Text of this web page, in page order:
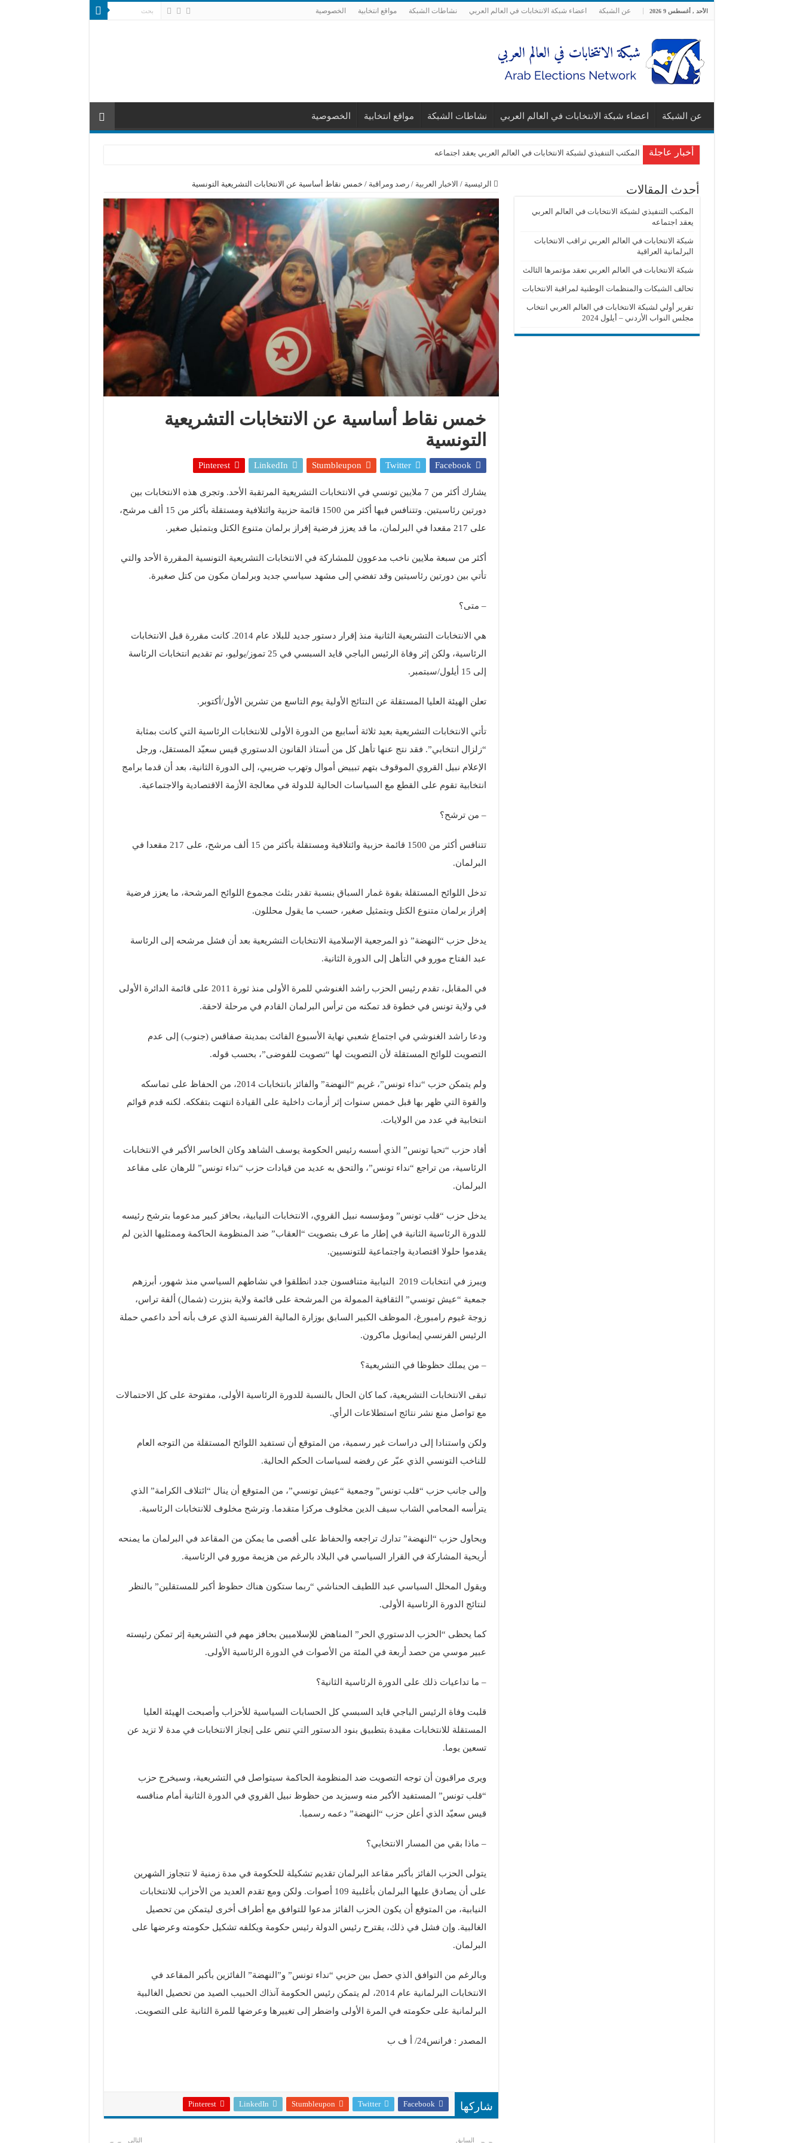
الأحد , أغسطس 9 2026 عن الشبكة اعضاء شبكة الانتخابات في العالم العربي نشاطات الشبكة مواقع انتخابية الخصوصية
عن الشبكة اعضاء شبكة الانتخابات في العالم العربي نشاطات الشبكة مواقع انتخابية الخصوصية
أخبار عاجلة المكتب التنفيذي لشبكة الانتخابات في العالم العربي يعقد اجتماعه
الرئيسية / الاخبار العربية / رصد ومراقبة / خمس نقاط أساسية عن الانتخابات التشريعية التونسية
خمس نقاط أساسية عن الانتخابات التشريعية
التونسية
Facebook
Twitter
Stumbleupon
LinkedIn
Pinterest
يشارك أكثر من 7 ملايين تونسي في الانتخابات التشريعية المرتقبة الأحد. وتجرى هذه الانتخابات بين
دورتين رئاسيتين. وتتنافس فيها أكثر من 1500 قائمة حزبية وائتلافية ومستقلة بأكثر من 15 ألف مرشح،
على 217 مقعدا في البرلمان، ما قد يعزز فرضية إفراز برلمان متنوع الكتل وبتمثيل صغير.
أكثر من سبعة ملايين ناخب مدعوون للمشاركة في الانتخابات التشريعية التونسية المقررة الأحد والتي
تأتي بين دورتين رئاسيتين وقد تفضي إلى مشهد سياسي جديد وبرلمان مكون من كتل صغيرة.
– متى؟
هي الانتخابات التشريعية الثانية منذ إقرار دستور جديد للبلاد عام 2014. كانت مقررة قبل الانتخابات
الرئاسية، ولكن إثر وفاة الرئيس الباجي قايد السبسي في 25 تموز/يوليو، تم تقديم انتخابات الرئاسة
إلى 15 أيلول/سبتمبر.
تعلن الهيئة العليا المستقلة عن النتائج الأولية يوم التاسع من تشرين الأول/أكتوبر.
تأتي الانتخابات التشريعية بعيد ثلاثة أسابيع من الدورة الأولى للانتخابات الرئاسية التي كانت بمثابة
“زلزال انتخابي”. فقد نتج عنها تأهل كل من أستاذ القانون الدستوري قيس سعيّد المستقل، ورجل
الإعلام نبيل القروي الموقوف بتهم تبييض أموال وتهرب ضريبي، إلى الدورة الثانية، بعد أن قدما برامج
انتخابية تقوم على القطع مع السياسات الحالية للدولة في معالجة الأزمة الاقتصادية والاجتماعية.
– من ترشح؟
تتنافس أكثر من 1500 قائمة حزبية وائتلافية ومستقلة بأكثر من 15 ألف مرشح، على 217 مقعدا في
البرلمان.
تدخل اللوائح المستقلة بقوة غمار السباق بنسبة تقدر بثلث مجموع اللوائح المرشحة، ما يعزز فرضية
إفراز برلمان متنوع الكتل وبتمثيل صغير، حسب ما يقول محللون.
يدخل حزب “النهضة” ذو المرجعية الإسلامية الانتخابات التشريعية بعد أن فشل مرشحه إلى الرئاسة
عبد الفتاح مورو في التأهل إلى الدورة الثانية.
في المقابل، تقدم رئيس الحزب راشد الغنوشي للمرة الأولى منذ ثورة 2011 على قائمة الدائرة الأولى
في ولاية تونس في خطوة قد تمكنه من ترأس البرلمان القادم في مرحلة لاحقة.
ودعا راشد الغنوشي في اجتماع شعبي نهاية الأسبوع الفائت بمدينة صفاقس (جنوب) إلى عدم
التصويت للوائح المستقلة لأن التصويت لها “تصويت للفوضى”، بحسب قوله.
ولم يتمكن حزب “نداء تونس”، غريم “النهضة” والفائز بانتخابات 2014، من الحفاظ على تماسكه
والقوة التي ظهر بها قبل خمس سنوات إثر أزمات داخلية على القيادة انتهت بتفككه. لكنه قدم قوائم
انتخابية في عدد من الولايات.
أفاد حزب “تحيا تونس” الذي أسسه رئيس الحكومة يوسف الشاهد وكان الخاسر الأكبر في الانتخابات
الرئاسية، من تراجع “نداء تونس”، والتحق به عديد من قيادات حزب “نداء تونس” للرهان على مقاعد
البرلمان.
يدخل حزب “قلب تونس” ومؤسسه نبيل القروي، الانتخابات النيابية، بحافز كبير مدعوما بترشح رئيسه
للدورة الرئاسية الثانية في إطار ما عرف بتصويت “العقاب” ضد المنظومة الحاكمة وممثليها الذين لم
يقدموا حلولا اقتصادية واجتماعية للتونسيين.
ويبرز في انتخابات 2019 النيابية متنافسون جدد انطلقوا في نشاطهم السياسي منذ شهور، أبرزهم
جمعية “عيش تونسي” الثقافية الممولة من المرشحة على قائمة ولاية بنزرت (شمال) ألفة تراس،
زوجة غيوم رامبورغ، الموظف الكبير السابق بوزارة المالية الفرنسية الذي عرف بأنه أحد داعمي حملة
الرئيس الفرنسي إيمانويل ماكرون.
– من يملك حظوظا في التشريعية؟
تبقى الانتخابات التشريعية، كما كان الحال بالنسبة للدورة الرئاسية الأولى، مفتوحة على كل الاحتمالات
مع تواصل منع نشر نتائج استطلاعات الرأي.
ولكن واستنادا إلى دراسات غير رسمية، من المتوقع أن تستفيد اللوائح المستقلة من التوجه العام
للناخب التونسي الذي عبّر عن رفضه لسياسات الحكم الحالية.
وإلى جانب حزب “قلب تونس” وجمعية “عيش تونسي”، من المتوقع أن ينال “ائتلاف الكرامة” الذي
يترأسه المحامي الشاب سيف الدين مخلوف مركزا متقدما. وترشح مخلوف للانتخابات الرئاسية.
ويحاول حزب “النهضة” تدارك تراجعه والحفاظ على أقصى ما يمكن من المقاعد في البرلمان ما يمنحه
أريحية المشاركة في القرار السياسي في البلاد بالرغم من هزيمة مورو في الرئاسية.
ويقول المحلل السياسي عبد اللطيف الحناشي “ربما ستكون هناك حظوظ أكبر للمستقلين” بالنظر
لنتائج الدورة الرئاسية الأولى.
كما يحظى “الحزب الدستوري الحر” المناهض للإسلاميين بحافز مهم في التشريعية إثر تمكن رئيسته
عبير موسي من حصد أربعة في المئة من الأصوات في الدورة الرئاسية الأولى.
– ما تداعيات ذلك على الدورة الرئاسية الثانية؟
قلبت وفاة الرئيس الباجي قايد السبسي كل الحسابات السياسية للأحزاب وأصبحت الهيئة العليا
المستقلة للانتخابات مقيدة بتطبيق بنود الدستور التي تنص على إنجاز الانتخابات في مدة لا تزيد عن
تسعين يوما.
ويرى مراقبون أن توجه التصويت ضد المنظومة الحاكمة سيتواصل في التشريعية، وسيخرج حزب
“قلب تونس” المستفيد الأكبر منه وسيزيد من حظوظ نبيل القروي في الدورة الثانية أمام منافسه
قيس سعيّد الذي أعلن حزب “النهضة” دعمه رسميا.
– ماذا بقي من المسار الانتخابي؟
يتولى الحزب الفائز بأكبر مقاعد البرلمان تقديم تشكيلة للحكومة في مدة زمنية لا تتجاوز الشهرين
على أن يصادق عليها البرلمان بأغلبية 109 أصوات. ولكن ومع تقدم العديد من الأحزاب للانتخابات
النيابية، من المتوقع أن يكون الحزب الفائز مدعوا للتوافق مع أطراف أخرى ليتمكن من تحصيل
الغالبية. وإن فشل في ذلك، يقترح رئيس الدولة رئيس حكومة ويكلفه تشكيل حكومته وعرضها على
البرلمان.
وبالرغم من التوافق الذي حصل بين حزبي “نداء تونس” و”النهضة” الفائزين بأكبر المقاعد في
الانتخابات البرلمانية عام 2014، لم يتمكن رئيس الحكومة آنذاك الحبيب الصيد من تحصيل الغالبية
البرلمانية على حكومته في المرة الأولى واضطر إلى تغييرها وعرضها للمرة الثانية على التصويت.
المصدر : فرانس24/ أ ف ب
شاركها Facebook
Twitter
Stumbleupon
LinkedIn
Pinterest
السابق التالي
أحدث المقالات
المكتب التنفيذي لشبكة الانتخابات في العالم العربي
يعقد اجتماعه
شبكة الانتخابات في العالم العربي تراقب الانتخابات
البرلمانية العراقية
شبكة الانتخابات في العالم العربي تعقد مؤتمرها الثالث
تحالف الشبكات والمنظمات الوطنية لمراقبة الانتخابات
تقرير أولي لشبكة الانتخابات في العالم العربي انتخاب
مجلس النواب الأردني – أيلول 2024